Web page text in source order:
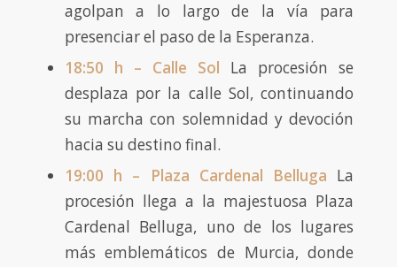
agolpan a lo largo de la vía para
presenciar el paso de la Esperanza.
18:50 h – Calle Sol La procesión se
desplaza por la calle Sol, continuando
su marcha con solemnidad y devoción
hacia su destino final.
19:00 h – Plaza Cardenal Belluga La
procesión llega a la majestuosa Plaza
Cardenal Belluga, uno de los lugares
más emblemáticos de Murcia, donde